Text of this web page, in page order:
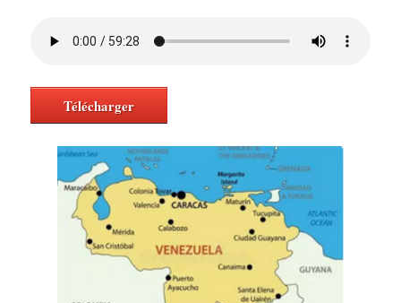
Télécharger